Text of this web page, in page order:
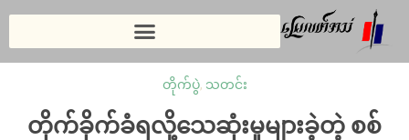
တိုက်ပွဲ, သတင်း
တိုက်ခိုက်ခံရလို့သေဆုံးမှုများခဲ့တဲ့ စစ်